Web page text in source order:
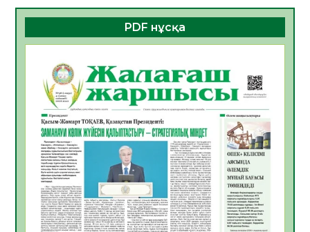
06.08.2026
25 0
Инфекциялық ауруларға қарсы иммундау
06.08.2026
Көкжөтел ауруы туралы
06.08.2026
23
АПВ вакцинасы туралы мәлімет
06.08.2026
24
Open Air: Қызылорда облысы полиция
департаменті 20 мыңнан астам
көрерменнің қауіпсіздігін қамтамасыз етті
PDF нұсқа